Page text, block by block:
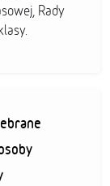
Rady